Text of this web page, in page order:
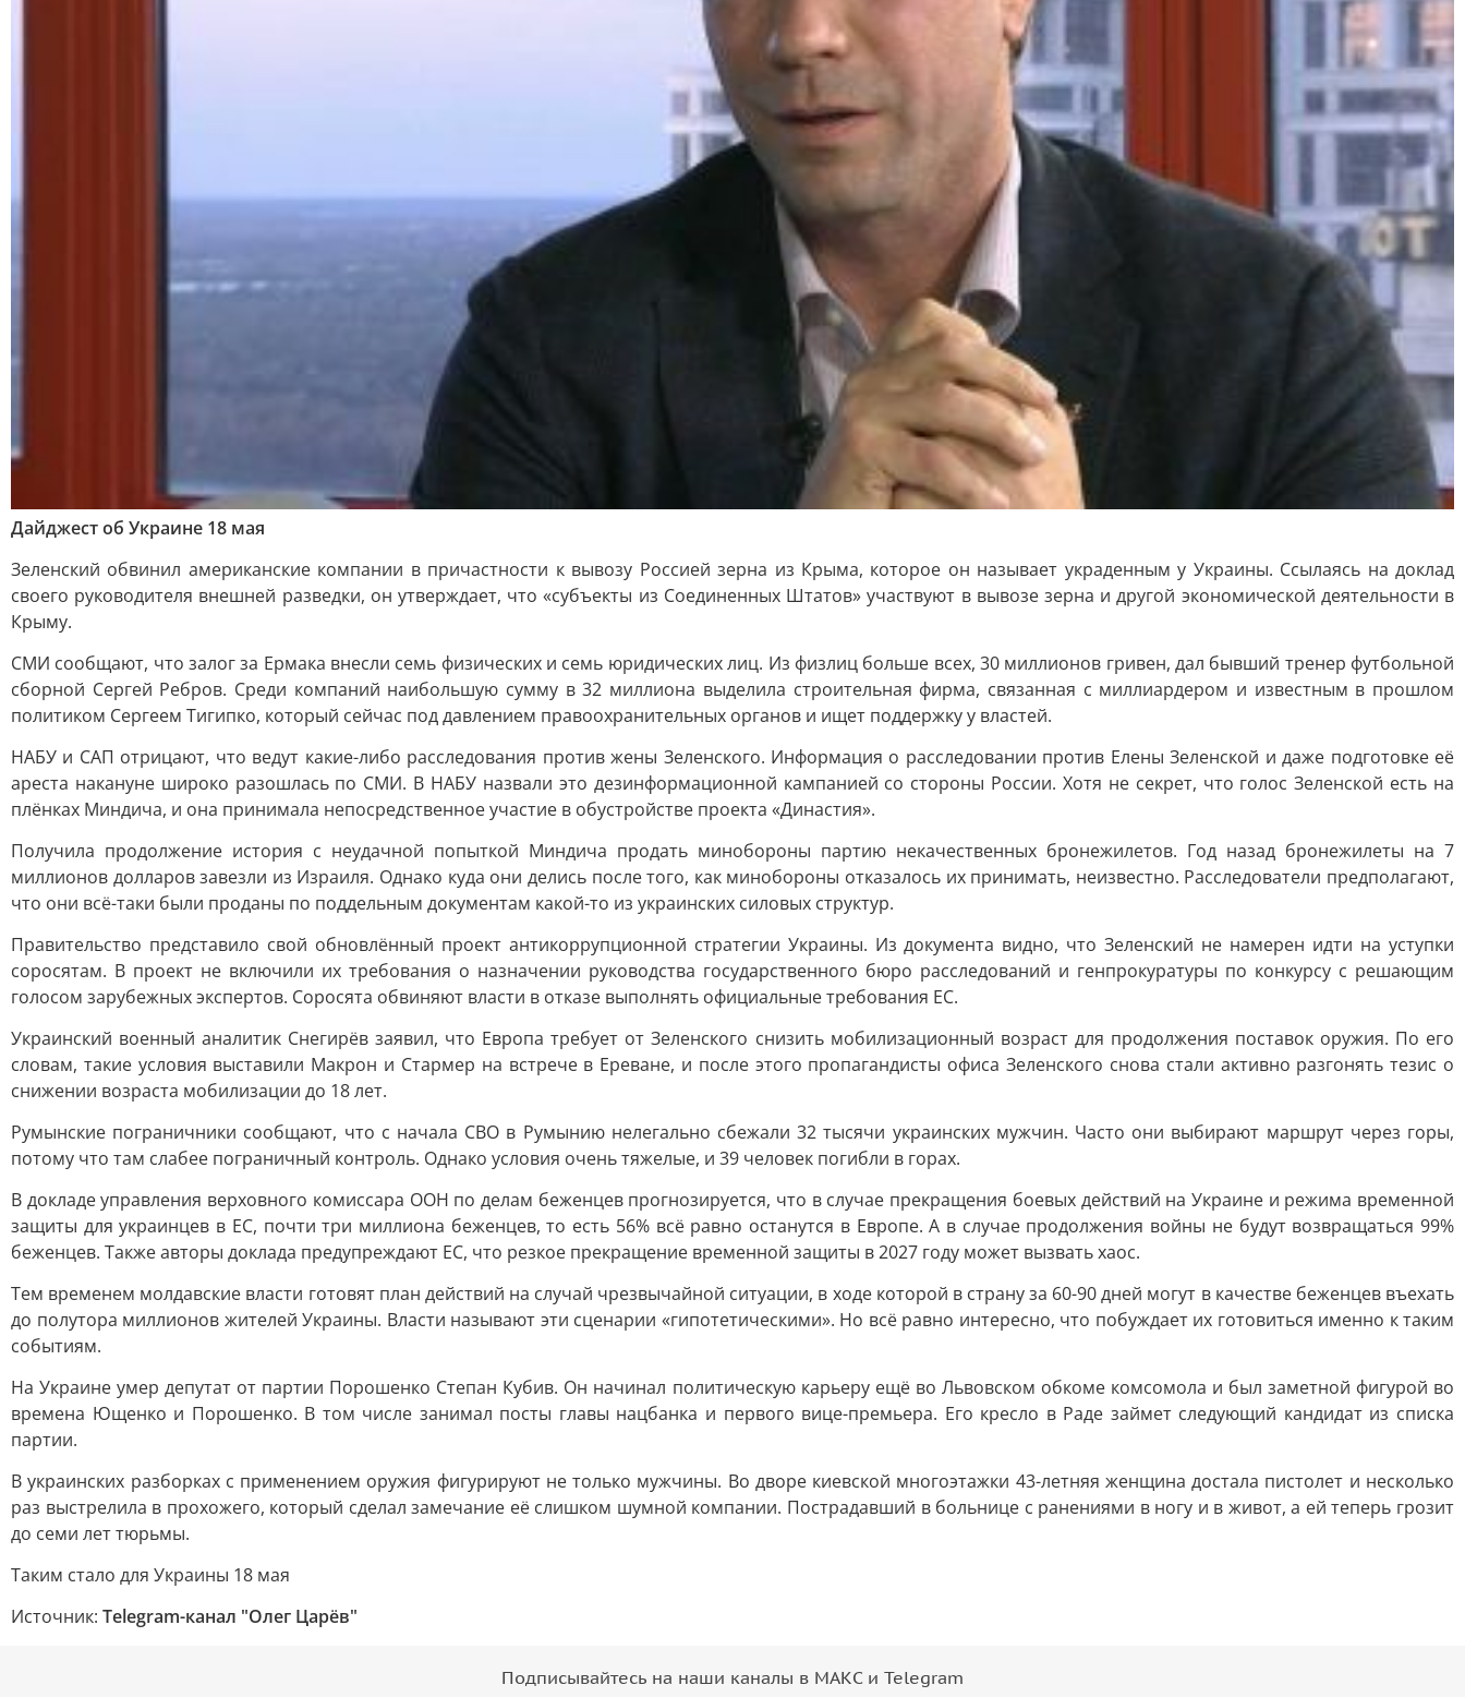
Дайджест об Украине 18 мая
Зеленский обвинил американские компании в причастности к вывозу Россией зерна из Крыма, которое он называет украденным у Украины. Ссылаясь на доклад
своего руководителя внешней разведки, он утверждает, что «субъекты из Соединенных Штатов» участвуют в вывозе зерна и другой экономической деятельности в
Крыму.
СМИ сообщают, что залог за Ермака внесли семь физических и семь юридических лиц. Из физлиц больше всех, 30 миллионов гривен, дал бывший тренер футбольной
сборной Сергей Ребров. Среди компаний наибольшую сумму в 32 миллиона выделила строительная фирма, связанная с миллиардером и известным в прошлом
политиком Сергеем Тигипко, который сейчас под давлением правоохранительных органов и ищет поддержку у властей.
НАБУ и САП отрицают, что ведут какие-либо расследования против жены Зеленского. Информация о расследовании против Елены Зеленской и даже подготовке её
ареста накануне широко разошлась по СМИ. В НАБУ назвали это дезинформационной кампанией со стороны России. Хотя не секрет, что голос Зеленской есть на
плёнках Миндича, и она принимала непосредственное участие в обустройстве проекта «Династия».
Получила продолжение история с неудачной попыткой Миндича продать минобороны партию некачественных бронежилетов. Год назад бронежилеты на 7
миллионов долларов завезли из Израиля. Однако куда они делись после того, как минобороны отказалось их принимать, неизвестно. Расследователи предполагают,
что они всё-таки были проданы по поддельным документам какой-то из украинских силовых структур.
Правительство представило свой обновлённый проект антикоррупционной стратегии Украины. Из документа видно, что Зеленский не намерен идти на уступки
соросятам. В проект не включили их требования о назначении руководства государственного бюро расследований и генпрокуратуры по конкурсу с решающим
голосом зарубежных экспертов. Соросята обвиняют власти в отказе выполнять официальные требования ЕС.
Украинский военный аналитик Снегирёв заявил, что Европа требует от Зеленского снизить мобилизационный возраст для продолжения поставок оружия. По его
словам, такие условия выставили Макрон и Стармер на встрече в Ереване, и после этого пропагандисты офиса Зеленского снова стали активно разгонять тезис о
снижении возраста мобилизации до 18 лет.
Румынские пограничники сообщают, что с начала СВО в Румынию нелегально сбежали 32 тысячи украинских мужчин. Часто они выбирают маршрут через горы,
потому что там слабее пограничный контроль. Однако условия очень тяжелые, и 39 человек погибли в горах.
В докладе управления верховного комиссара ООН по делам беженцев прогнозируется, что в случае прекращения боевых действий на Украине и режима временной
защиты для украинцев в ЕС, почти три миллиона беженцев, то есть 56% всё равно останутся в Европе. А в случае продолжения войны не будут возвращаться 99%
беженцев. Также авторы доклада предупреждают ЕС, что резкое прекращение временной защиты в 2027 году может вызвать хаос.
Тем временем молдавские власти готовят план действий на случай чрезвычайной ситуации, в ходе которой в страну за 60-90 дней могут в качестве беженцев въехать
до полутора миллионов жителей Украины. Власти называют эти сценарии «гипотетическими». Но всё равно интересно, что побуждает их готовиться именно к таким
событиям.
На Украине умер депутат от партии Порошенко Степан Кубив. Он начинал политическую карьеру ещё во Львовском обкоме комсомола и был заметной фигурой во
времена Ющенко и Порошенко. В том числе занимал посты главы нацбанка и первого вице-премьера. Его кресло в Раде займет следующий кандидат из списка
партии.
В украинских разборках с применением оружия фигурируют не только мужчины. Во дворе киевской многоэтажки 43-летняя женщина достала пистолет и несколько
раз выстрелила в прохожего, который сделал замечание её слишком шумной компании. Пострадавший в больнице с ранениями в ногу и в живот, а ей теперь грозит
до семи лет тюрьмы.
Таким стало для Украины 18 мая
Источник: Telegram-канал "Олег Царёв"
Подписывайтесь на наши каналы в МАКС и Telegram